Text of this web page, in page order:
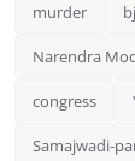
murder
Narendra
congress
Samajwadi-